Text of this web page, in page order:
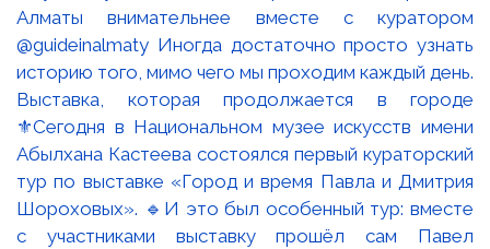
Выставка, которая продолжается в городе
⚜️Сегодня в Национальном музее искусств имени
Абылхана Кастеева состоялся первый кураторский
тур по выставке «Город и время Павла и Дмитрия
Шороховых». 🔹И это был особенный тур: вместе
с участниками выставку прошёл сам Павел